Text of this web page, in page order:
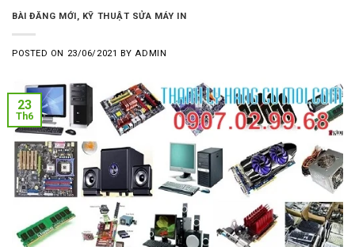
BÀI ĐĂNG MỚI, KỸ THUẬT SỬA MÁY IN
POSTED ON 23/06/2021 BYADMIN
23
Th6